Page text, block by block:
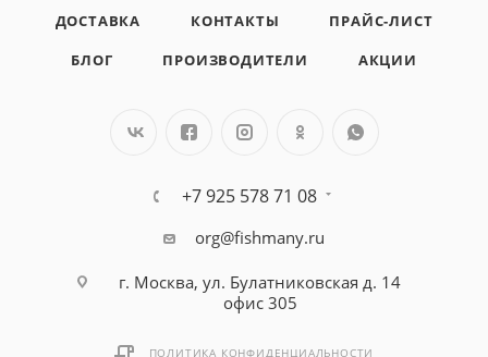
ДОСТАВКА
КОНТАКТЫ
ПРАЙС-ЛИСТ
БЛОГ
ПРОИЗВОДИТЕЛИ АКЦИИ
+7 925 578 71 08
org@fishmany.ru
г. Москва, ул. Булатниковская д. 14
офис 305
ПОЛИТИКА КОНФИДЕНЦИАЛЬНОСТИ